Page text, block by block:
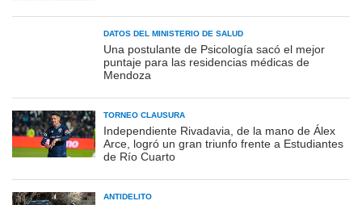
DATOS DEL MINISTERIO DE SALUD
Una postulante de Psicología sacó el mejor
puntaje para las residencias médicas de
Mendoza
TORNEO CLAUSURA
Independiente Rivadavia, de la mano de Álex
Arce, logró un gran triunfo frente a Estudiantes
de Río Cuarto
ANTIDELITO